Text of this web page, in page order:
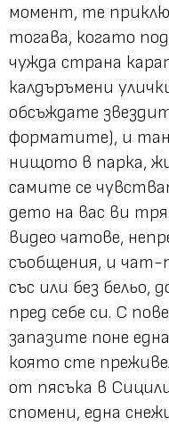
момент, те
тогава, когато
чужда страна
калдъръмени
обсъждате
форматите), и
нищото в парка,
самите се
дето на вас ви
видео чатове,
съобщения, и чат-
със или без бельо,
пред себе си. С
запазите поне
която сте
от пясъка в
спомени, една